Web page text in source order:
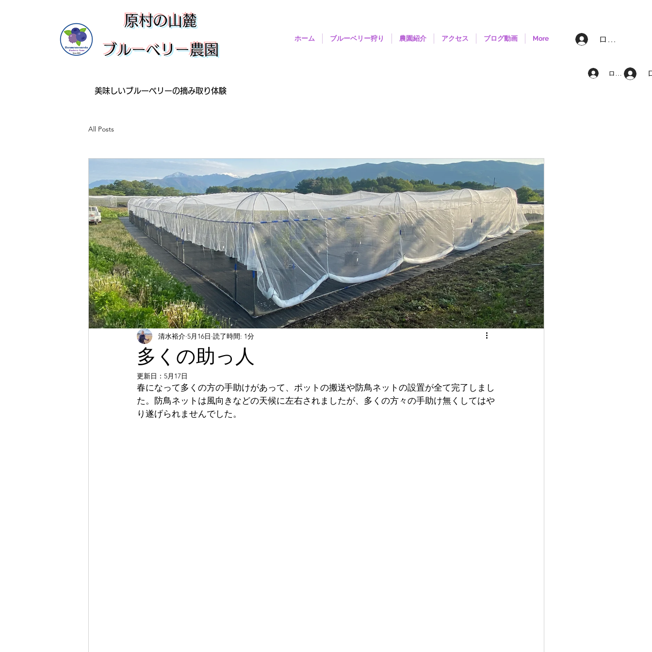
ホーム ブルーベリー狩り 農園紹介 アクセス ブログ動画 More ログイン
​原村の山麓
ブルーベリー農園
美味しいブルーベリーの摘み取り体験
All Posts
多くの助っ人
清水裕介 5月16日 読了時間: 1分
更新日： 5月17日
春になって多くの方の手助けがあって、ポットの搬送や防鳥ネットの設置が全て完了しまし
た。防鳥ネットは風向きなどの天候に左右されましたが、多くの方々の手助け無くしてはや
り遂げられませんでした。
ログイン